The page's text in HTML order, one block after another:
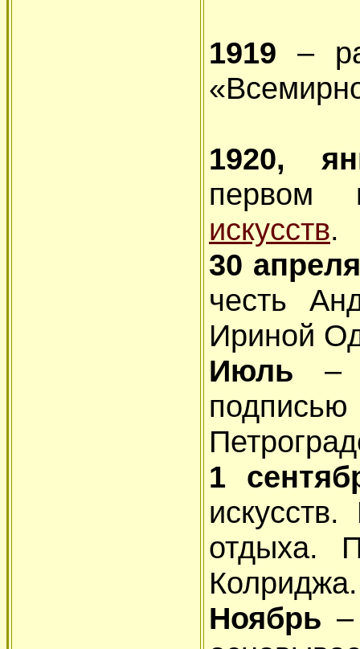
1919 –
1920,
искусств.
30
честь
Ириной
Июль –
1
отдыха.
Колриджа.
Ноябрь